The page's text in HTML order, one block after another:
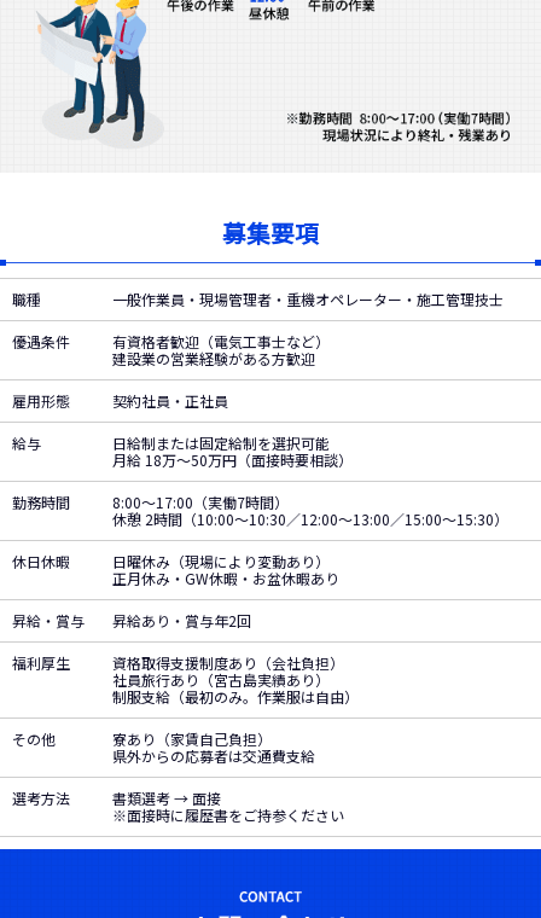
募集要項
職種 一般作業員・現場管理者・重機オペレーター・施工管理技士
優遇条件
有資格者歓迎（電気工事士など）
建設業の営業経験がある方歓迎
雇用形態 契約社員・正社員
給与
日給制または固定給制を選択可能
月給 18万～50万円（面接時要相談）
勤務時間
8:00～17:00（実働7時間）
休憩 2時間（10:00～10:30／12:00～13:00／15:00～15:30）
休日休暇
日曜休み（現場により変動あり）
正月休み・GW休暇・お盆休暇あり
昇給・賞与 昇給あり・賞与年2回
福利厚生
資格取得支援制度あり（会社負担）
社員旅行あり（宮古島実績あり）
制服支給（最初のみ。作業服は自由）
その他
寮あり（家賃自己負担）
県外からの応募者は交通費支給
選考方法
書類選考 → 面接
※面接時に履歴書をご持参ください